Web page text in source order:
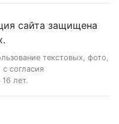
сайта защищена
текстовых, фото,
согласия
лет.